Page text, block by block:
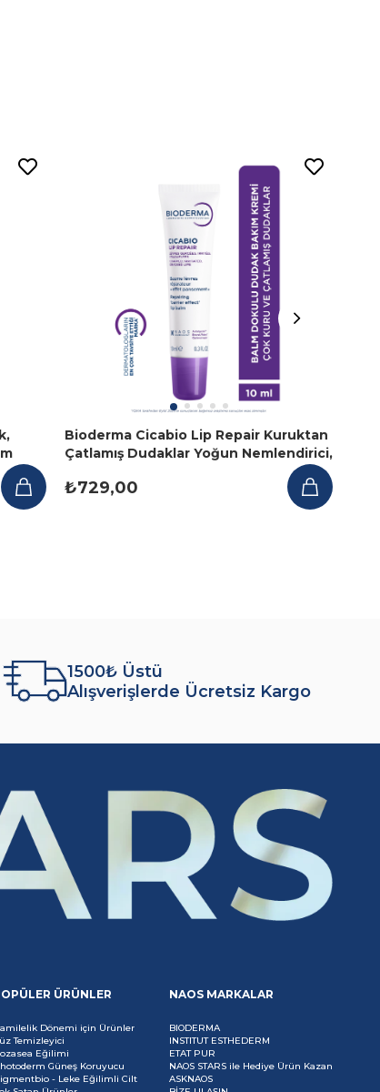
Bioderma Cicabio Lip Repair Kuruktan
Çatlamış Dudaklar Yoğun Nemlendirici,
₺729,00
1500₺ Üstü
Alışverişlerde Ücretsiz Kargo
ÜRÜNLER
Dönemi için Ürünler
Temizleyici
Eğilimi
Güneş Koruyucu
- Leke Eğilimli Cilt
NAOS MARKALAR
BIODERMA
INSTITUT ESTHEDERM
ETAT PUR
NAOS STARS ile Hediye Ürün Kazan
ASKNAOS